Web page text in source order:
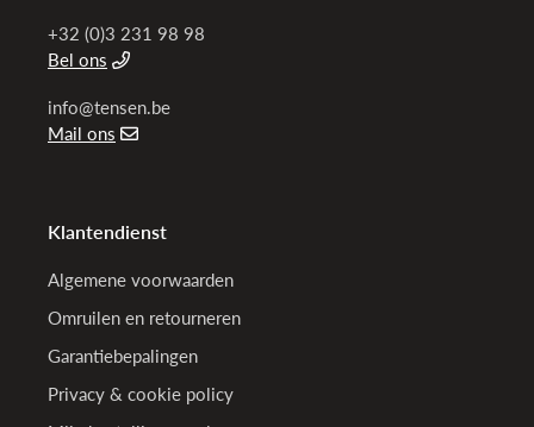
+32 (0)3 231 98 98
Bel ons
info@tensen.be
Mail ons
Klantendienst
Algemene voorwaarden
Omruilen en retourneren
Garantiebepalingen
Privacy & cookie policy